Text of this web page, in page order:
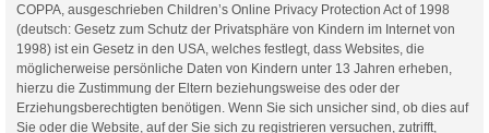
COPPA, ausgeschrieben Children’s Online Privacy Protection Act of 1998
(deutsch: Gesetz zum Schutz der Privatsphäre von Kindern im Internet von
1998) ist ein Gesetz in den USA, welches festlegt, dass Websites, die
möglicherweise persönliche Daten von Kindern unter 13 Jahren erheben,
hierzu die Zustimmung der Eltern beziehungsweise des oder der
Erziehungsberechtigten benötigen. Wenn Sie sich unsicher sind, ob dies auf
Sie oder die Website, auf der Sie sich zu registrieren versuchen, zutrifft,